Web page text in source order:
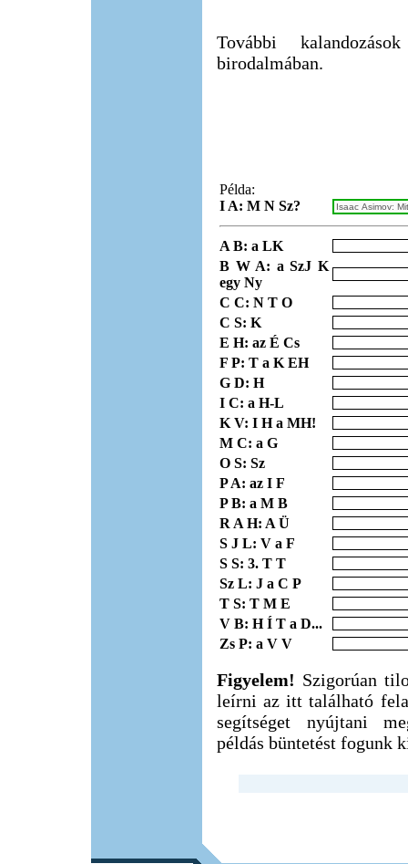
További
birodalmában.
Példa:
I A: M N Sz?
A B: a LK
B W A: a SzJ K
egy Ny
C C: N T O
C S: K
E H: az É Cs
F P: T a K EH
G D: H
I C: a H-L
K V: I H a MH!
M C: a G
O S: Sz
P A: az I F
P B: a M B
R A H: A Ü
S J L: V a F
S S: 3. T T
Sz L: J a C P
T S: T M E
V B: H Í T a D...
Zs P: a V V
Figyelem! Szigorúan
leírni az itt található
segítséget nyújtani
példás büntetést fogunk